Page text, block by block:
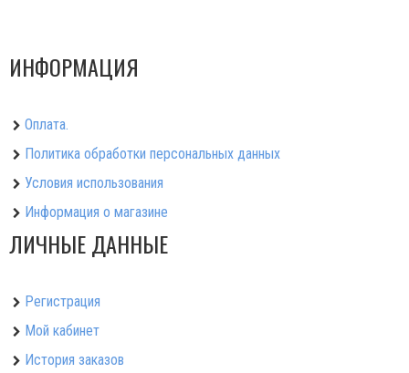
ИНФОРМАЦИЯ
Оплата.
Политика обработки персональных данных
Условия использования
Информация о магазине
ЛИЧНЫЕ ДАННЫЕ
Регистрация
Мой кабинет
История заказов